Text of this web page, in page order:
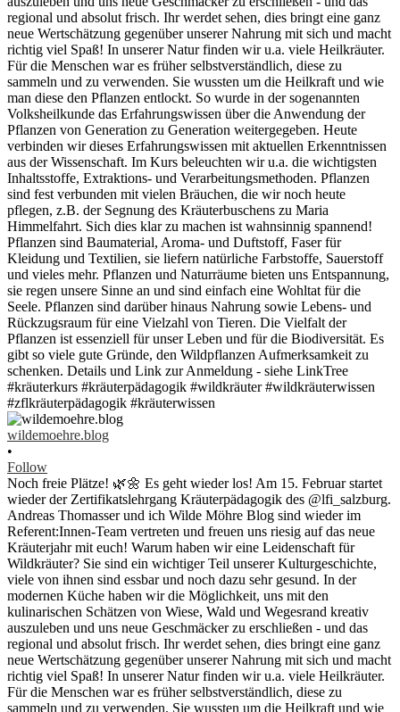
wildemoehre.blog
•
Follow
Noch freie Plätze! 🌿🌼 Es geht wieder los! Am 15. Februar startet
wieder der Zertifikatslehrgang Kräuterpädagogik des @lfi_salzburg.
Andreas Thomasser und ich Wilde Möhre Blog sind wieder im
Referent:Innen-Team vertreten und freuen uns riesig auf das neue
Kräuterjahr mit euch! Warum haben wir eine Leidenschaft für
Wildkräuter? Sie sind ein wichtiger Teil unserer Kulturgeschichte,
viele von ihnen sind essbar und noch dazu sehr gesund. In der
modernen Küche haben wir die Möglichkeit, uns mit den
kulinarischen Schätzen von Wiese, Wald und Wegesrand kreativ
auszuleben und uns neue Geschmäcker zu erschließen - und das
regional und absolut frisch. Ihr werdet sehen, dies bringt eine ganz
neue Wertschätzung gegenüber unserer Nahrung mit sich und macht
richtig viel Spaß! In unserer Natur finden wir u.a. viele Heilkräuter.
Für die Menschen war es früher selbstverständlich, diese zu
sammeln und zu verwenden. Sie wussten um die Heilkraft und wie